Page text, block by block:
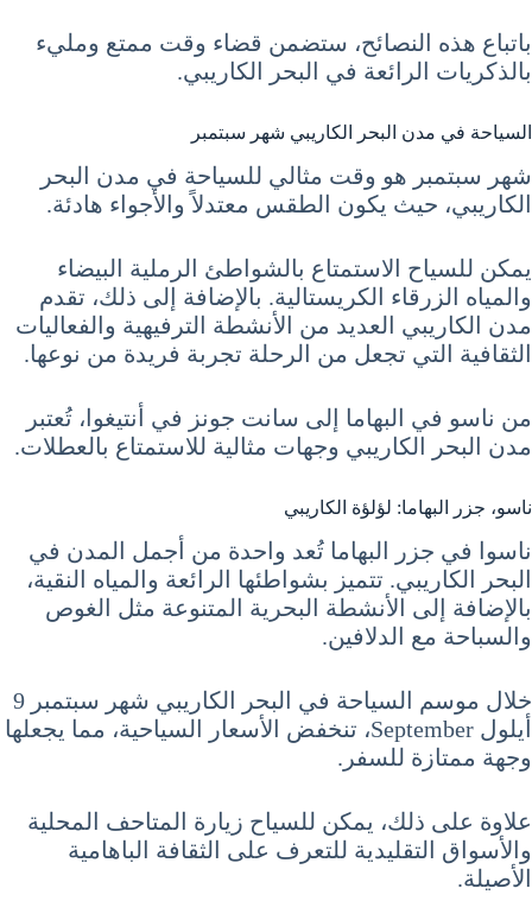
باتباع هذه النصائح، ستضمن قضاء وقت ممتع ومليء
بالذكريات الرائعة في البحر الكاريبي.
السياحة في مدن البحر الكاريبي شهر سبتمبر
شهر سبتمبر هو وقت مثالي للسياحة في مدن البحر
الكاريبي، حيث يكون الطقس معتدلاً والأجواء هادئة.
يمكن للسياح الاستمتاع بالشواطئ الرملية البيضاء
والمياه الزرقاء الكريستالية. بالإضافة إلى ذلك، تقدم
مدن الكاريبي العديد من الأنشطة الترفيهية والفعاليات
الثقافية التي تجعل من الرحلة تجربة فريدة من نوعها.
من ناسو في البهاما إلى سانت جونز في أنتيغوا، تُعتبر
مدن البحر الكاريبي وجهات مثالية للاستمتاع بالعطلات.
ناسو، جزر البهاما: لؤلؤة الكاريبي
ناسوا في جزر البهاما تُعد واحدة من أجمل المدن في
البحر الكاريبي. تتميز بشواطئها الرائعة والمياه النقية،
بالإضافة إلى الأنشطة البحرية المتنوعة مثل الغوص
والسباحة مع الدلافين.
خلال موسم السياحة في البحر الكاريبي شهر سبتمبر 9
أيلول September، تنخفض الأسعار السياحية، مما يجعلها
وجهة ممتازة للسفر.
علاوة على ذلك، يمكن للسياح زيارة المتاحف المحلية
والأسواق التقليدية للتعرف على الثقافة الباهامية
الأصيلة.